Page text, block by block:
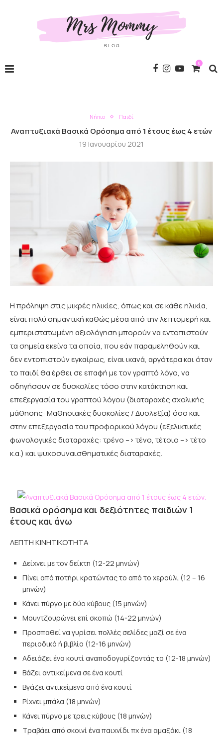
0
Νήπιο Παιδί
Αναπτυξιακά Βασικά Ορόσημα από 1 έτους έως 4 ετών
19 Ιανουαρίου 2021
Η πρόληψη στις μικρές ηλικίες, όπως και σε κάθε ηλικία,
είναι πολύ σημαντική καθώς μέσα από την λεπτομερή και
εμπεριστατωμένη αξιολόγηση μπορούν να εντοπιστούν
τα σημεία εκείνα τα οποία, που εάν παραμεληθούν και
δεν εντοπιστούν εγκαίρως, είναι ικανά, αργότερα και όταν
το παιδί θα έρθει σε επαφή με τον γραπτό λόγο, να
οδηγήσουν σε δυσκολίες τόσο στην κατάκτηση και
επεξεργασία του γραπτού λόγου (διαταραχές σχολικής
μάθησης: Μαθησιακές δυσκολίες / Δυσλεξία) όσο και
στην επεξεργασία του προφορικού λόγου (εξελικτικές
φωνολογικές διαταραχές: τρένο –> τένο, τέτοιο –> τέτο
κ.α.) και ψυχοσυναισθηματικές διαταραχές.
Βασικά ορόσημα και δεξιότητες παιδιών 1
έτους και άνω
ΛΕΠΤΗ ΚΙΝΗΤΙΚΟΤΗΤΑ
Δείχνει με τον δείκτη (12-22 μηνών)
Πίνει από ποτήρι κρατώντας το από το χερούλι (12 – 16
μηνών)
Κάνει πύργο με δύο κύβους (15 μηνών)
Μουντζουρώνει επί σκοπώ (14-22 μηνών)
Προσπαθεί να γυρίσει πολλές σελίδες μαζί σε ένα
περιοδικό ή βιβλίο (12-16 μηνών)
Αδειάζει ένα κουτί αναποδογυρίζοντάς το (12-18 μηνών)
Βάζει αντικείμενα σε ένα κουτί
Βγάζει αντικείμενα από ένα κουτί
Ρίχνει μπάλα (18 μηνών)
Κάνει πύργο με τρεις κύβους (18 μηνών)
Τραβάει από σκοινί ένα παιχνίδι πχ ένα αμαξάκι (18